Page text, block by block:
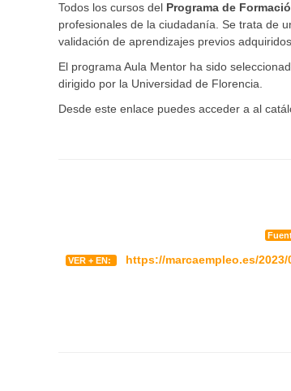
Todos los cursos del Programa de
profesionales de la ciudadanía. Se trata de
validación de aprendizajes previos
El programa Aula Mentor ha sido
dirigido por la Universidad de Florencia.
Desde este enlace puedes acceder a al
VER + EN:
https://marcaempleo.es/